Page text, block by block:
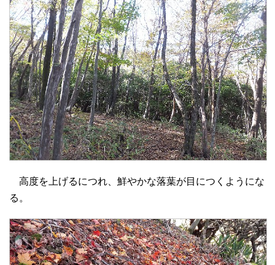
高度を上げるにつれ、鮮やかな落葉が目につくようにな
る。